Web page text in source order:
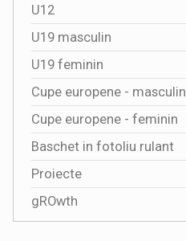
U12
U19 masculin
U19 feminin
Cupe europene - masculin
Cupe europene - feminin
Baschet in fotoliu rulant
Proiecte
gROwth